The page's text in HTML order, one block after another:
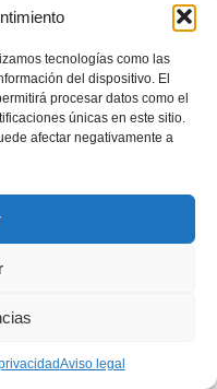
tecnologías como las
del dispositivo. El
procesar datos como el
únicas en este sitio.
afectar negativamente a
Aviso legal
Taste
para
una opción de
Es el pienso
nutrición para
de Taste of the
beneficia a los